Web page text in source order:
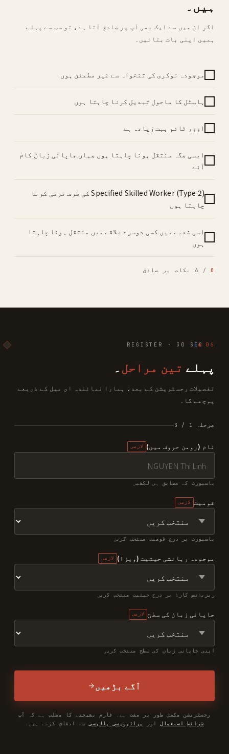
ہیں۔
اگر ان میں سے ایک بھی آپ پر صادق آتا ہے، تو سب سے پہلے
ہمیں اپنی بات بتائیں۔
موجودہ نوکری کی تنخواہ سے غیر مطمئن ہوں
ہاسٹل کا ماحول تبدیل کرنا چاہتا ہوں
اوور ٹائم بہت زیادہ ہے
ایسی جگہ منتقل ہونا چاہتا ہوں جہاں جاپانی زبان کام
آئے
Specified Skilled Worker (Type 2) کی طرف ترقی کرنا
چاہتا ہوں
اسی شعبے میں کسی دوسرے علاقے میں منتقل ہونا چاہتا
ہوں
0/ 6 نکات پر صادق
06
REGISTER · 30 SEC
پہلے تین مراحل۔
تفصیلات رجسٹریشن کے بعد، ہمارا نمائندہ ای میل کے ذریعے
پوچھے گا۔
مرحلہ 1 / 3
نام (رومن حروف میں) لازمی
پاسپورٹ کے مطابق ہی لکھیں
قومیت لازمی
پاسپورٹ پر درج قومیت منتخب کریں
موجودہ رہائشی حیثیت (ویزا) لازمی
ریزیڈنس کارڈ پر درج حیثیت منتخب کریں
جاپانی زبان کی سطح لازمی
اپنی جاپانی زبان کی سطح منتخب کریں
آگے بڑھیں
رجسٹریشن مکمل طور پر مفت ہے۔ فارم بھیجنے کا مطلب ہے کہ آپ
شرائطِ استعمالاور پرائیویسی پالیسیسے اتفاق کرتے ہیں۔